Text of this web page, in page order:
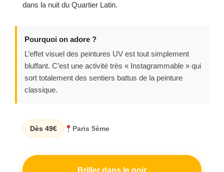
dans la nuit du Quartier Latin.
Pourquoi on adore ?
L’effet visuel des peintures UV est tout simplement
bluffant. C’est une activité très « Instagrammable » qui
sort totalement des sentiers battus de la peinture
classique.
Dès 49€ Paris 5ème